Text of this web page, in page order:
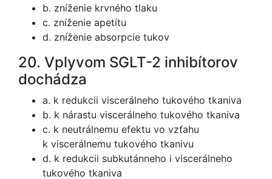
b. zníženie krvného tlaku
c. zníženie apetítu
d. zníženie absorpcie tukov
20. Vplyvom SGLT-2 inhibítorov
dochádza
a. k redukcii viscerálneho tukového tkaniva
b. k nárastu viscerálneho tukového tkaniva
c. k neutrálnemu efektu vo vzťahu
k viscerálnemu tukového tkanivu
d. k redukcii subkutánneho i viscerálneho
tukového tkaniva